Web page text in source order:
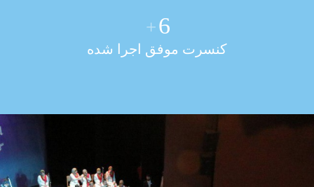
6
+
کنسرت موفق اجرا شده